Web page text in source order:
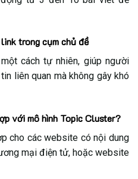
trong cụm chủ đề
cách tự nhiên, giúp người
liên quan mà không gây khó
với mô hình Topic Cluster?
cho các website có nội dung
mại điện tử, hoặc website